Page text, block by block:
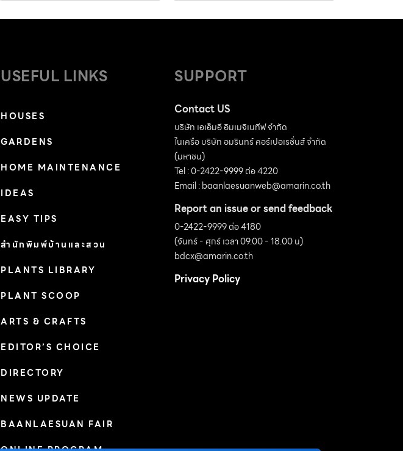
USEFUL LINKS
HOUSES
GARDENS
HOME MAINTENANCE
IDEAS
EASY TIPS
สำนักพิมพ์บ้านและสวน
PLANTS LIBRARY
PLANT SCOOP
ARTS & CRAFTS
EDITOR’S CHOICE
DIRECTORY
NEWS UPDATE
BAANLAESUAN FAIR
SUPPORT
Contact US
บริษัท เอเอ็มอี อิมเมจิเนทีฟ จำกัด
ในเครือ บริษัท อมรินทร์ คอร์เปอเรชั่นส์ จำกัด
(มหาชน)
Tel : 0-2422-9999 ต่อ 4220
Email :baanlaesuanweb@amarin.co.th
Report an issue or send feedback
0-2422-9999 ต่อ 4180
(จันทร์ - ศุกร์ เวลา 09.00 - 18.00 น)
bdcx@amarin.co.th
Privacy Policy